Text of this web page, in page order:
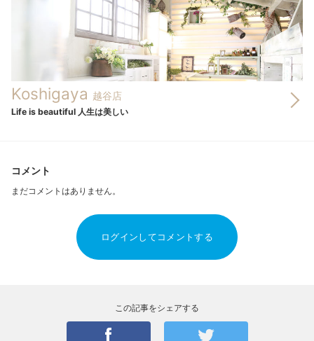
Koshigaya 越谷店
Life is beautiful 人生は美しい
コメント
まだコメントはありません。
ログインしてコメントする
この記事をシェアする